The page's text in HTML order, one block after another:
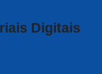
Digitais